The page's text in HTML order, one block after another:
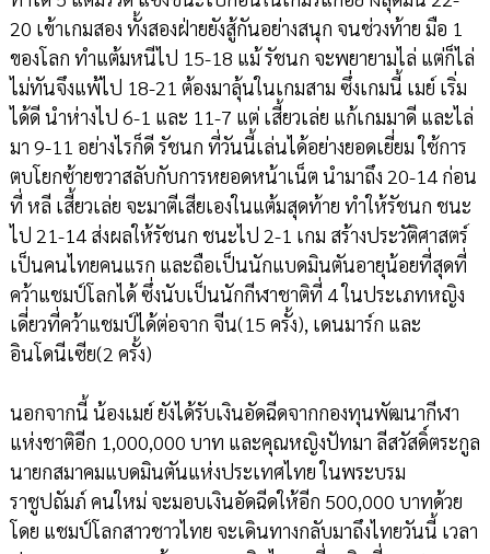
20 เข้าเกมสอง ทั้งสองฝ่ายยังสู้กันอย่างสนุก จนช่วงท้าย มือ 1
ของโลก ทำแต้มหนีไป 15-18 แม้ รัชนก จะพยายามไล่ แต่ก็ไล่
ไม่ทันจึงแพ้ไป 18-21 ต้องมาลุ้นในเกมสาม ซึ่งเกมนี้ เมย์ เริ่ม
ได้ดี นำห่างไป 6-1 และ 11-7 แต่ เสี้ยวเล่ย แก้เกมมาดี และไล่
มา 9-11 อย่างไรก็ดี รัชนก ที่วันนี้เล่นได้อย่างยอดเยี่ยม ใช้การ
ตบโยกซ้ายขวาสลับกับการหยอดหน้าเน็ต นำมาถึง 20-14 ก่อน
ที่ หลี เสี้ยวเล่ย จะมาตีเสียเองในแต้มสุดท้าย ทำให้รัชนก ชนะ
ไป 21-14 ส่งผลให้รัชนก ชนะไป 2-1 เกม สร้างประวัติศาสตร์
เป็นคนไทยคนแรก และถือเป็นนักแบดมินตันอายุน้อยที่สุดที่
คว้าแชมป์โลกได้ ซึ่งนับเป็นนักกีฬาชาติที่ 4 ในประเภทหญิง
เดี่ยวที่คว้าแชมป์ได้ต่อจาก จีน(15 ครั้ง), เดนมาร์ก และ
อินโดนีเซีย(2 ครั้ง)
นอกจากนี้ น้องเมย์ ยังได้รับเงินอัดฉีดจากกองทุนพัฒนากีฬา
แห่งชาติอีก 1,000,000 บาท และคุณหญิงปัทมา ลีสวัสดิ์ตระกูล
นายกสมาคมแบดมินตันแห่งประเทศไทย ในพระบรม
ราชูปถัมภ์ คนใหม่ จะมอบเงินอัดฉีดให้อีก 500,000 บาทด้วย
โดย แชมป์โลกสาวชาวไทย จะเดินทางกลับมาถึงไทยวันนี้ เวลา